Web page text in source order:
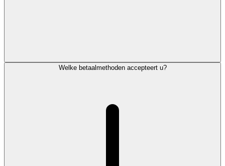
Welke betaalmethoden accepteert u?